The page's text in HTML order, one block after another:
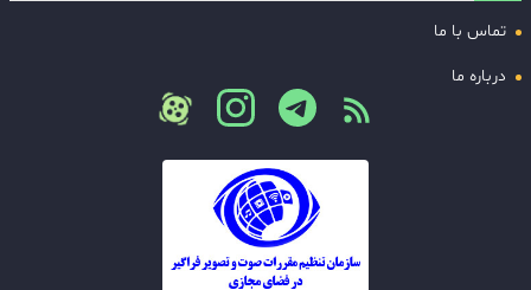
تماس با ما
درباره ما